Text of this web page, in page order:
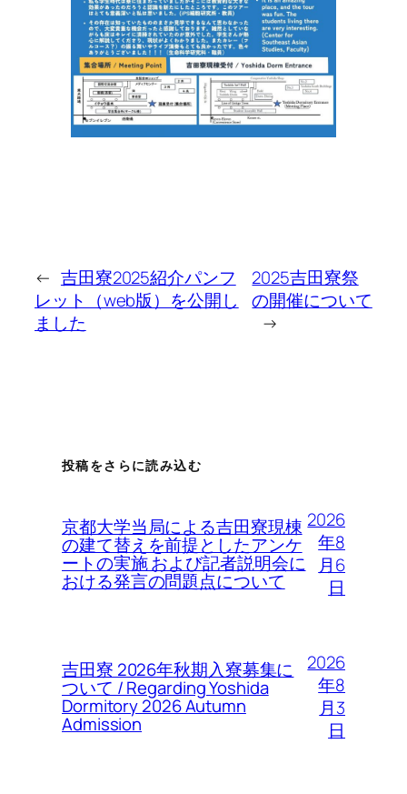
← 吉田寮2025紹介パンフ
レット（web版）を公開し
ました
2025吉田寮祭
の開催について
→
投稿をさらに読み込む
京都大学当局による吉田寮現棟
の建て替えを前提としたアンケ
ートの実施 および記者説明会に
おける発言の問題点について
2026
年8
月6
日
吉田寮 2026年秋期入寮募集に
ついて / Regarding Yoshida
Dormitory 2026 Autumn
Admission
2026
年8
月3
日